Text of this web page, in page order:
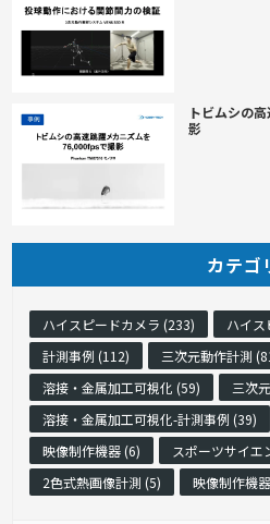
トビムシの
影
カテゴ
ハイスピードカメラ (233)
ハイ
計測事例 (112)
三次元動作計測
溶接・金属加工可視化 (59)
三次
溶接・金属加工可視化-計測事例 (39)
映像制作機器 (6)
スポーツサイエ
2色式熱画像計測 (5)
映像制作機